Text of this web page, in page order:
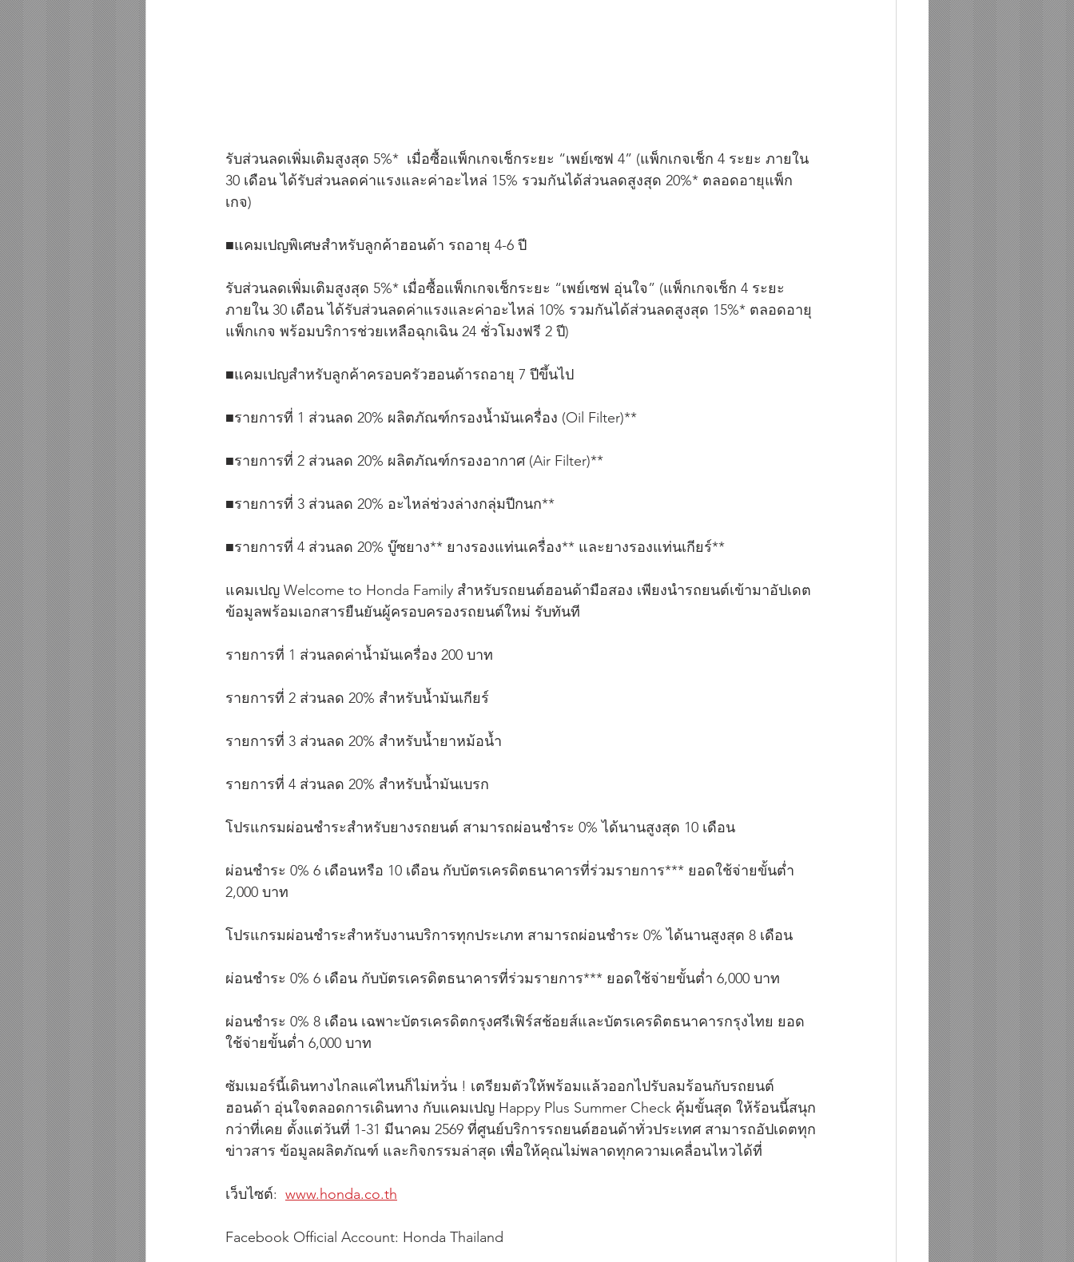
รับส่วนลดเพิ่มเติมสูงสุด 5%*  เมื่อซื้อแพ็กเกจเช็กระยะ “เพย์เซฟ 4” (แพ็กเกจเช็ก 4 ระยะ ภายใน
30 เดือน ได้รับส่วนลดค่าแรงและค่าอะไหล่ 15% รวมกันได้ส่วนลดสูงสุด 20%* ตลอดอายุแพ็ก
เกจ)
■แคมเปญพิเศษสำหรับลูกค้าฮอนด้า รถอายุ 4-6 ปี
รับส่วนลดเพิ่มเติมสูงสุด 5%* เมื่อซื้อแพ็กเกจเช็กระยะ “เพย์เซฟ อุ่นใจ” (แพ็กเกจเช็ก 4 ระยะ
ภายใน 30 เดือน ได้รับส่วนลดค่าแรงและค่าอะไหล่ 10% รวมกันได้ส่วนลดสูงสุด 15%* ตลอดอายุ
แพ็กเกจ พร้อมบริการช่วยเหลือฉุกเฉิน 24 ชั่วโมงฟรี 2 ปี)
■แคมเปญสำหรับลูกค้าครอบครัวฮอนด้ารถอายุ 7 ปีขึ้นไป
■รายการที่ 1 ส่วนลด 20% ผลิตภัณฑ์กรองน้ำมันเครื่อง (Oil Filter)**
■รายการที่ 2 ส่วนลด 20% ผลิตภัณฑ์กรองอากาศ (Air Filter)**
■รายการที่ 3 ส่วนลด 20% อะไหล่ช่วงล่างกลุ่มปีกนก**
■รายการที่ 4 ส่วนลด 20% บู๊ซยาง** ยางรองแท่นเครื่อง** และยางรองแท่นเกียร์**
แคมเปญ Welcome to Honda Family สำหรับรถยนต์ฮอนด้ามือสอง เพียงนำรถยนต์เข้ามาอัปเดต
ข้อมูลพร้อมเอกสารยืนยันผู้ครอบครองรถยนต์ใหม่ รับทันที
รายการที่ 1 ส่วนลดค่าน้ำมันเครื่อง 200 บาท
รายการที่ 2 ส่วนลด 20% สำหรับน้ำมันเกียร์
รายการที่ 3 ส่วนลด 20% สำหรับน้ำยาหม้อน้ำ
รายการที่ 4 ส่วนลด 20% สำหรับน้ำมันเบรก
โปรแกรมผ่อนชำระสำหรับยางรถยนต์ สามารถผ่อนชำระ 0% ได้นานสูงสุด 10 เดือน
ผ่อนชำระ 0% 6 เดือนหรือ 10 เดือน กับบัตรเครดิตธนาคารที่ร่วมรายการ*** ยอดใช้จ่ายขั้นต่ำ
2,000 บาท
โปรแกรมผ่อนชำระสำหรับงานบริการทุกประเภท สามารถผ่อนชำระ 0% ได้นานสูงสุด 8 เดือน
ผ่อนชำระ 0% 6 เดือน กับบัตรเครดิตธนาคารที่ร่วมรายการ*** ยอดใช้จ่ายขั้นต่ำ 6,000 บาท
ผ่อนชำระ 0% 8 เดือน เฉพาะบัตรเครดิตกรุงศรีเฟิร์สช้อยส์และบัตรเครดิตธนาคารกรุงไทย ยอด
ใช้จ่ายขั้นต่ำ 6,000 บาท
ซัมเมอร์นี้เดินทางไกลแค่ไหนก็ไม่หวั่น ! เตรียมตัวให้พร้อมแล้วออกไปรับลมร้อนกับรถยนต์
ฮอนด้า อุ่นใจตลอดการเดินทาง กับแคมเปญ Happy Plus Summer Check คุ้มขั้นสุด ให้ร้อนนี้สนุก
กว่าที่เคย ตั้งแต่วันที่ 1-31 มีนาคม 2569 ที่ศูนย์บริการรถยนต์ฮอนด้าทั่วประเทศ สามารถอัปเดตทุก
ข่าวสาร ข้อมูลผลิตภัณฑ์ และกิจกรรมล่าสุด เพื่อให้คุณไม่พลาดทุกความเคลื่อนไหวได้ที่
เว็บไซต์: www.honda.co.th
Facebook Official Account: Honda Thailand